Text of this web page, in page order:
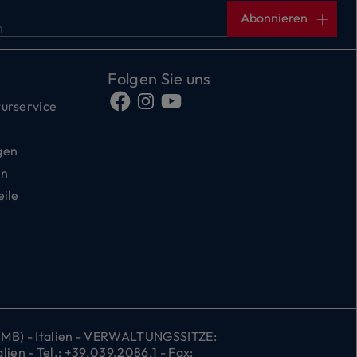
Abonnieren
Folgen Sie uns
- Italien - VERWALTUNGSSITZE:
- Tel.: +39.039.2086.1 - Fax: